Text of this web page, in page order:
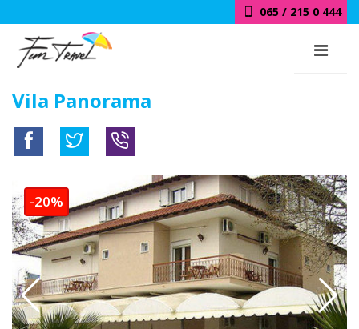
065 / 215 0 444
Vila Panorama
-20%